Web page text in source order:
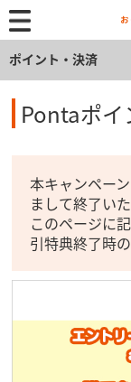
ポイント・決済
Pontaポイ
本キャンペー
まして終了い
このページに
引特典終了時の